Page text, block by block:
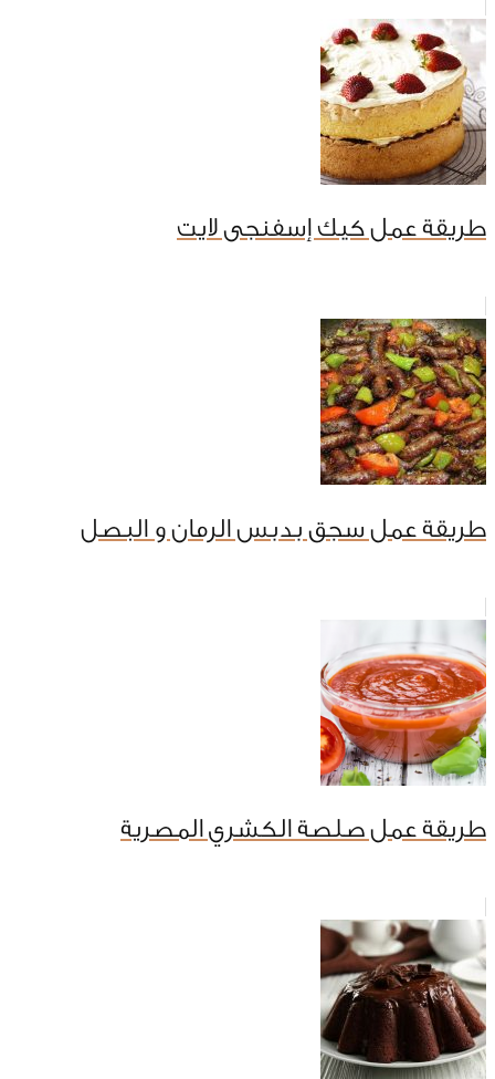
طريقة عمل كيك إسفنجى لايت
طريقة عمل سجق بدبس الرمان و البصل
طريقة عمل صلصة الكشري المصرية